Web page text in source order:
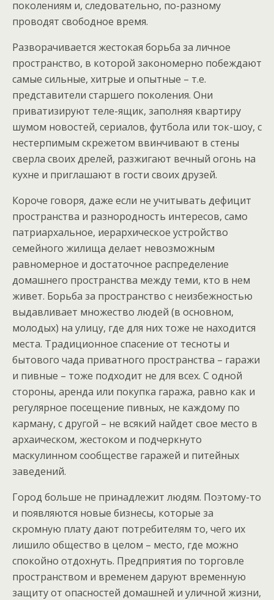
поколениям и, следовательно, по-разному
проводят свободное время.
Разворачивается жестокая борьба за личное
пространство, в которой закономерно побеждают
самые сильные, хитрые и опытные – т.е.
представители старшего поколения. Они
приватизируют теле-ящик, заполняя квартиру
шумом новостей, сериалов, футбола или ток-шоу, с
нестерпимым скрежетом ввинчивают в стены
сверла своих дрелей, разжигают вечный огонь на
кухне и приглашают в гости своих друзей.
Короче говоря, даже если не учитывать дефицит
пространства и разнородность интересов, само
патриархальное, иерархическое устройство
семейного жилища делает невозможным
равномерное и достаточное распределение
домашнего пространства между теми, кто в нем
живет. Борьба за пространство с неизбежностью
выдавливает множество людей (в основном,
молодых) на улицу, где для них тоже не находится
места. Традиционное спасение от тесноты и
бытового чада приватного пространства – гаражи
и пивные – тоже подходит не для всех. С одной
стороны, аренда или покупка гаража, равно как и
регулярное посещение пивных, не каждому по
карману, с другой – не всякий найдет свое место в
архаическом, жестоком и подчеркнуто
маскулинном сообществе гаражей и питейных
заведений.
Город больше не принадлежит людям. Поэтому-то
и появляются новые бизнесы, которые за
скромную плату дают потребителям то, чего их
лишило общество в целом – место, где можно
спокойно отдохнуть. Предприятия по торговле
пространством и временем даруют временную
защиту от опасностей домашней и уличной жизни,